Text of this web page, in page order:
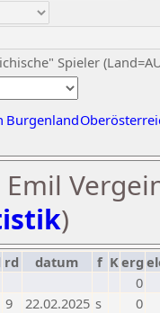
Spieler
Burgenland
)
rd datum f Kerg
0
9 22.02.2025 s
0